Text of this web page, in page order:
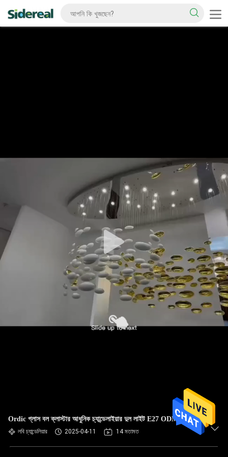
Ordic গ্লাস বল ক্লাস্টার আধুনিক চ্যান্ডেলাইয়ার দুল লাইট E27 ODM
লবি চ্যান্ডেলিয়ার 2025-04-11 14 মতামত